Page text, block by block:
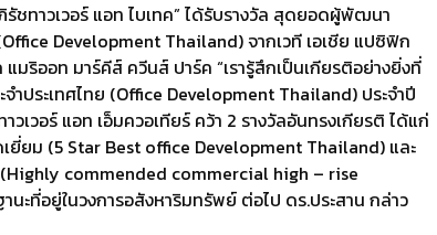
ชทาวเวอร์ แอท ไบเทค” ได้รับรางวัล สุดยอดผู้พัฒนา
Development Thailand) จากเวที เอเชีย แปซิฟิก
ริออท มาร์คีส์ ควีนส์ ปาร์ค “เรารู้สึกเป็นเกียรติอย่างยิ่งที่
ประเทศไทย (Office Development Thailand) ประจำปี
เวอร์ แอท เอ็มควอเทียร์ คว้า 2 รางวัลอันทรงเกียรติ ได้แก่
เยี่ยม (5 Star Best office Development Thailand) และ
commended commercial high – rise
ะที่อยู่ในวงการอสังหาริมทรัพย์ ต่อไป ดร.ประสาน กล่าว